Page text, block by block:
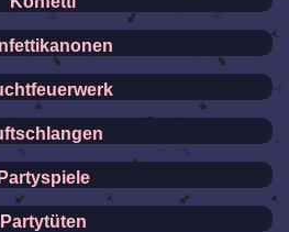
Partyspiele
Partytüten